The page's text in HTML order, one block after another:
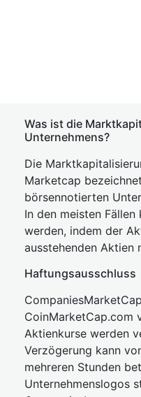
Was ist die
Unternehmens?
Die
Marketcap
börsennotierten
In den meisten
werden, indem der
ausstehenden
Haftungsausschluss
CoinMarketCap.com
Aktienkurse werden
Verzögerung kann
mehreren Stunden
Unternehmenslogos